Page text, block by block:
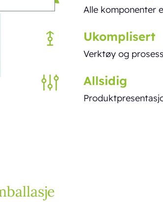
Alle komponenter
Ukomplisert
Verktøy og
Allsidig